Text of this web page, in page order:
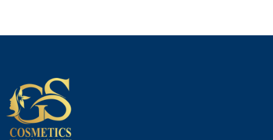
thì. ✔ Phù hợp cho da nhạy cảm và dễ mụn